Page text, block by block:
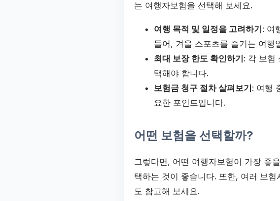
는 여행자보험을 선택해 보세요.
여행 목적 및 일정을 고려하기 : 여
들어, 겨울 스포츠를 즐기는 여행
최대 보장 한도 확인하기 : 각 보험
택해야 합니다.
보험금 청구 절차 살펴보기 : 여행
요한 포인트입니다.
어떤 보험을 선택할까?
그렇다면, 어떤 여행자보험이 가장 좋
택하는 것이 좋습니다. 또한, 여러 보
도 참고해 보세요.